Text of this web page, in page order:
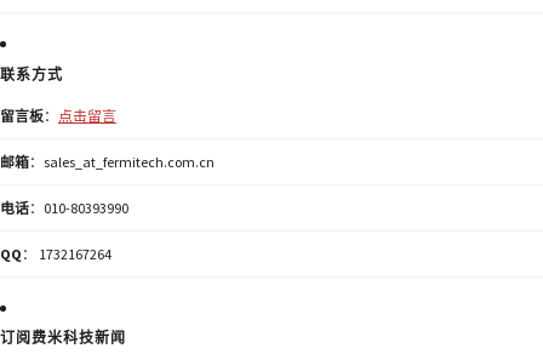
联系方式
留言板： 点击留言
邮箱：sales_at_fermitech.com.cn
电话：010-80393990
QQ ： 1732167264
订阅费米科技新闻